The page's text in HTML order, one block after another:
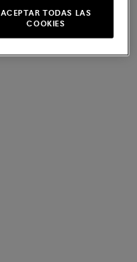
ACEPTAR TODAS LAS
COOKIES